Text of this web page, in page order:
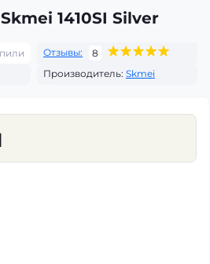
1410SI Silver
Отзывы:
8
Производитель: Skmei